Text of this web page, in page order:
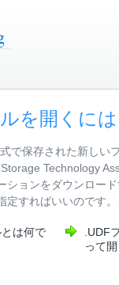
を開くには
で保存された新しい
Technology
ションをダウンロー
定すればいいのです
とは何で
.UDF
って